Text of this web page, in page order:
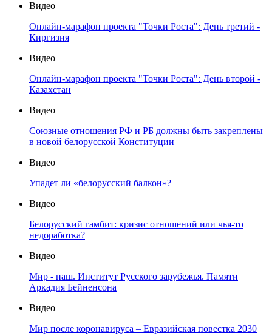
Видео
Онлайн-марафон проекта "Точки Роста": День третий -
Киргизия
Видео
Онлайн-марафон проекта "Точки Роста": День второй -
Казахстан
Видео
Союзные отношения РФ и РБ должны быть закреплены
в новой белорусской Конституции
Видео
Упадет ли «белорусский балкон»?
Видео
Белорусский гамбит: кризис отношений или чья-то
недоработка?
Видео
Мир - наш. Институт Русского зарубежья. Памяти
Аркадия Бейненсона
Видео
Мир после коронавируса – Евразийская повестка 2030